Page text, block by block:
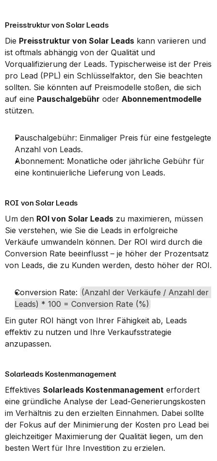
Preisstruktur von Solar Leads
Die Preisstruktur von Solar Leads kann variieren und
ist oftmals abhängig von der Qualität und
Vorqualifizierung der Leads. Typischerweise ist der Preis
pro Lead (PPL) ein Schlüsselfaktor, den Sie beachten
sollten. Sie könnten auf Preismodelle stoßen, die sich
auf eine Pauschalgebühr oder Abonnementmodelle
stützen.
Pauschalgebühr: Einmaliger Preis für eine festgelegte
Anzahl von Leads.
Abonnement: Monatliche oder jährliche Gebühr für
eine kontinuierliche Lieferung von Leads.
ROI von Solar Leads
Um den ROI von Solar Leads zu maximieren, müssen
Sie verstehen, wie Sie die Leads in erfolgreiche
Verkäufe umwandeln können. Der ROI wird durch die
Conversion Rate beeinflusst – je höher der Prozentsatz
von Leads, die zu Kunden werden, desto höher der ROI.
Conversion Rate: (Anzahl der Verkäufe / Anzahl der
Leads) * 100 = Conversion Rate (%)
Ein guter ROI hängt von Ihrer Fähigkeit ab, Leads
effektiv zu nutzen und Ihre Verkaufsstrategie
anzupassen.
Solarleads Kostenmanagement
Effektives Solarleads Kostenmanagement erfordert
eine gründliche Analyse der Lead-Generierungskosten
im Verhältnis zu den erzielten Einnahmen. Dabei sollte
der Fokus auf der Minimierung der Kosten pro Lead bei
gleichzeitiger Maximierung der Qualität liegen, um den
besten Wert für Ihre Investition zu erzielen.